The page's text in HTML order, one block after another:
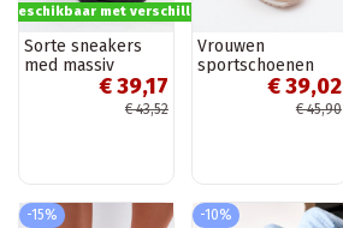
beschikbaar met verschillende opties
Sorte sneakers
med massiv
jakobinsk sål€ 39,17
€ 43,52
Vrouwen
sportschoenen
met decoratieve
zandkleur Henira
€ 39,02
€ 45,90
-15% -10%